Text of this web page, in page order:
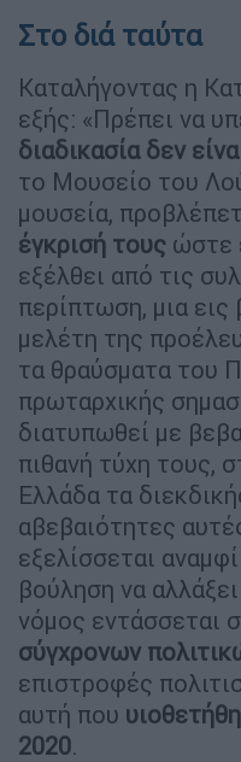
Στο διά ταύτα
Καταλήγοντας η
εξής: «Πρέπει να
διαδικασία δεν
το Μουσείο του
μουσεία,
έγκρισή τους ώστε
εξέλθει από τις
περίπτωση, μια
μελέτη της
τα θραύσματα του
πρωταρχικής
διατυπωθεί με
πιθανή τύχη τους,
Ελλάδα τα
αβεβαιότητες
εξελίσσεται
βούληση να
νόμος εντάσσεται
σύγχρονων
επιστροφές
αυτή που
2020.